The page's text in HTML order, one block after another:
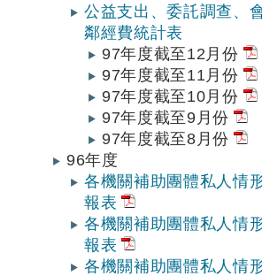
公益支出、委託調查、
鄰經費統計表
97年度截至12月份
97年度截至11月份
97年度截至10月份
97年度截至9月份
97年度截至8月份
96年度
各機關補助團體私人情
報表
各機關補助團體私人情
報表
各機關補助團體私人情